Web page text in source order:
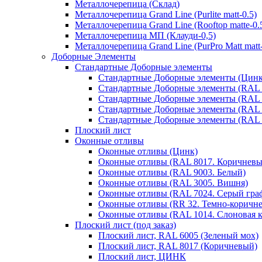
Металлочерепица (Склад)
Металлочерепица Grand Line (Purlite matt-0.5)
Металлочерепица Grand Line (Rooftop matte-
Металлочерепица МП (Клауди-0,5)
Металлочерепица Grand Line (PurPro Matt
Доборные Элементы
Стандартные Доборные элементы
Стандартные Доборные элементы
Стандартные Доборные элементы
Стандартные Доборные элементы
Стандартные Доборные элементы
Стандартные Доборные элементы
Плоский лист
Оконные отливы
Оконные отливы (Цинк)
Оконные отливы (RAL 8017.
Оконные отливы (RAL 9003. Белый)
Оконные отливы (RAL 3005. Вишня)
Оконные отливы (RAL 7024. Серый
Оконные отливы (RR 32. Темно-
Оконные отливы (RAL 1014. Слоновая
Плоский лист (под заказ)
Плоский лист, RAL 6005 (Зеленый мох)
Плоский лист, RAL 8017 (Коричневый)
Плоский лист, ЦИНК